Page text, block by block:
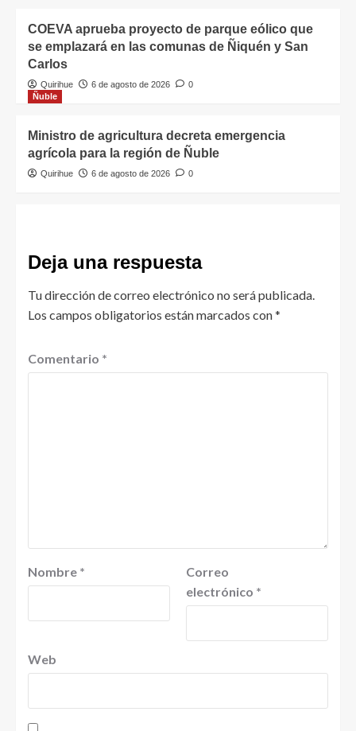
COEVA aprueba proyecto de parque eólico que
se emplazará en las comunas de Ñiquén y San
Carlos
Quirihue 6 de agosto de 2026
0
Ñuble
Ministro de agricultura decreta emergencia
agrícola para la región de Ñuble
Quirihue 6 de agosto de 2026 0
Deja una respuesta
Tu dirección de correo electrónico no será publicada.
Los campos obligatorios están marcados con*
Comentario *
Nombre *
Correo
electrónico *
Web